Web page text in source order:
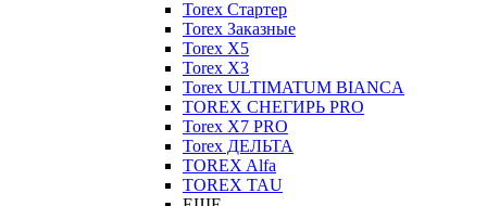
Torex Стартер
Torex Заказные
Torex Х5
Torex Х3
Torex ULTIMATUM BIANCA
TOREX СНЕГИРЬ PRO
Torex X7 PRO
Torex ДЕЛЬТА
TOREX Alfa
TOREX TAU